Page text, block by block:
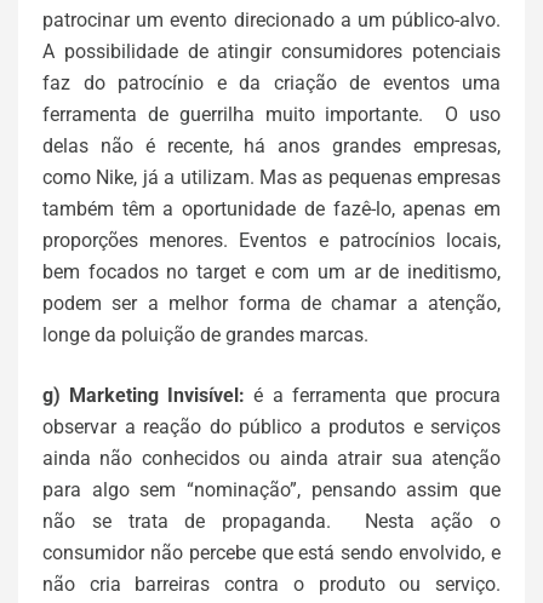
patrocinar um evento direcionado a um público-alvo.
A possibilidade de atingir consumidores potenciais
faz do patrocínio e da criação de eventos uma
ferramenta de guerrilha muito importante. O uso
delas não é recente, há anos grandes empresas,
como Nike, já a utilizam. Mas as pequenas empresas
também têm a oportunidade de fazê-lo, apenas em
proporções menores. Eventos e patrocínios locais,
bem focados no target e com um ar de ineditismo,
podem ser a melhor forma de chamar a atenção,
longe da poluição de grandes marcas.
g) Marketing Invisível: é a ferramenta que procura
observar a reação do público a produtos e serviços
ainda não conhecidos ou ainda atrair sua atenção
para algo sem “nominação”, pensando assim que
não se trata de propaganda. Nesta ação o
consumidor não percebe que está sendo envolvido, e
não cria barreiras contra o produto ou serviço.